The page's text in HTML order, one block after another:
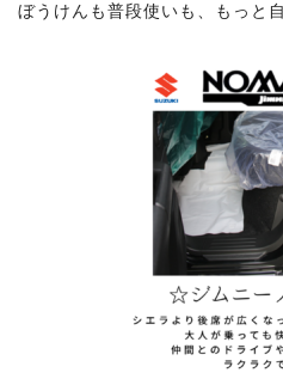
ぼうけんも普段使いも、もっと